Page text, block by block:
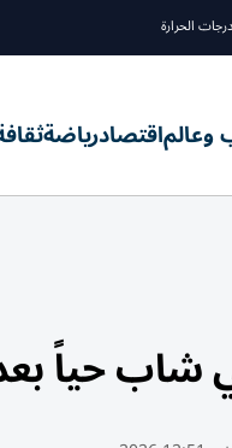
درجات الحرارة
وعالماقتصادرياضة
24 ساعة تحت